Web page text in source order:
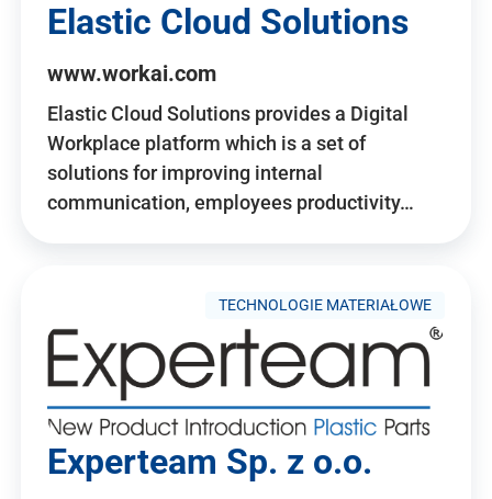
Elastic Cloud Solutions
www.workai.com
Elastic Cloud Solutions provides a Digital
Workplace platform which is a set of
solutions for improving internal
communication, employees productivity…
TECHNOLOGIE MATERIAŁOWE
Experteam Sp. z o.o.